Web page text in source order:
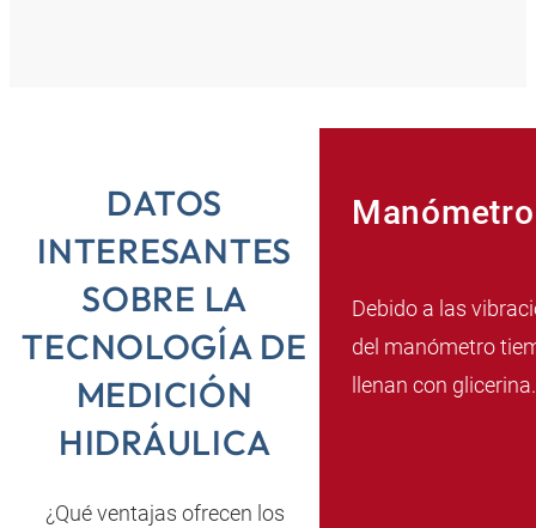
DATOS
INTERESANTES
SOBRE LA
TECNOLOGÍA DE
MEDICIÓN
HIDRÁULICA
¿Qué ventajas ofrecen los
Debido a las
del manómetro
llenan con